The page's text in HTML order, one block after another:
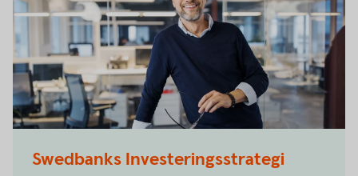
Swedbanks Investeringsstrategi